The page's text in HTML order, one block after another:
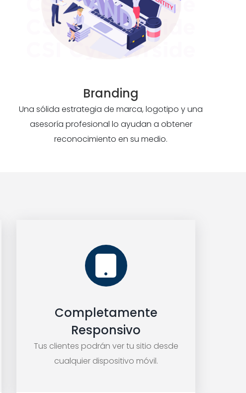
Branding
Una sólida estrategia de marca, logotipo y una
asesoría profesional lo ayudan a obtener
reconocimiento en su medio.
Completamente
Responsivo
Tus clientes podrán ver tu sitio desde
cualquier dispositivo móvil.